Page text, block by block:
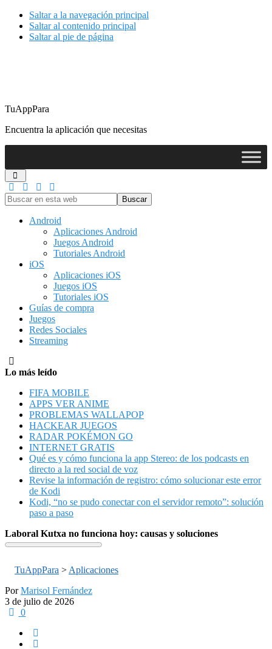
Saltar a la navegación principal
Saltar al contenido principal
Saltar al pie de página
TuAppPara
Encuentra la aplicación que necesitas
Buscar
en
Android
Aplicaciones Android
Juegos Android
Tutoriales Android
iOS
Aplicaciones iOS
Juegos iOS
Tutoriales iOS
Guías de compra
Juegos
Redes Sociales
Streaming
Lo más leído
FIFA MOBILE
APPS VER ANIME
PROBLEMAS WALLAPOP
HACKEAR JUEGOS
RADAR POKÉMON GO
INTERNET GRATIS
Qué es y cómo funciona la app Stereo: de los podcasts en
directo a la red social de voz
Revise la información de registro: cómo solucionar este error
de Kodi
Kodi, “no se pudo conectar con el servidor remoto”: solución
paso a paso
Laboral Kutxa no funciona hoy: causas y soluciones
TuAppPara > Aplicaciones
PorMarisol Fernández
3 de julio de 2026
0